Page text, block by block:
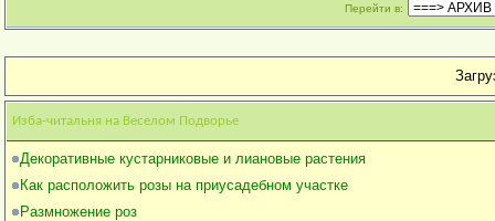
Перейти в:
Изба-читальня на Веселом Подворье
Декоративные кустарниковые и лиановые растения
Как расположить розы на приусадебном участке
Размножение роз